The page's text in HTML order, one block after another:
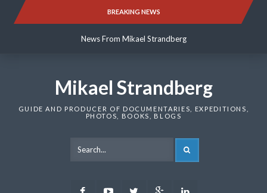
BREAKING NEWS
News From Mikael Strandberg
News From Mikael Strandberg
Mikael Strandberg
GUIDE AND PRODUCER OF DOCUMENTARIES, EXPEDITIONS,
PHOTOS, BOOKS, BLOGS
FacebookYoutubeTwitter Google